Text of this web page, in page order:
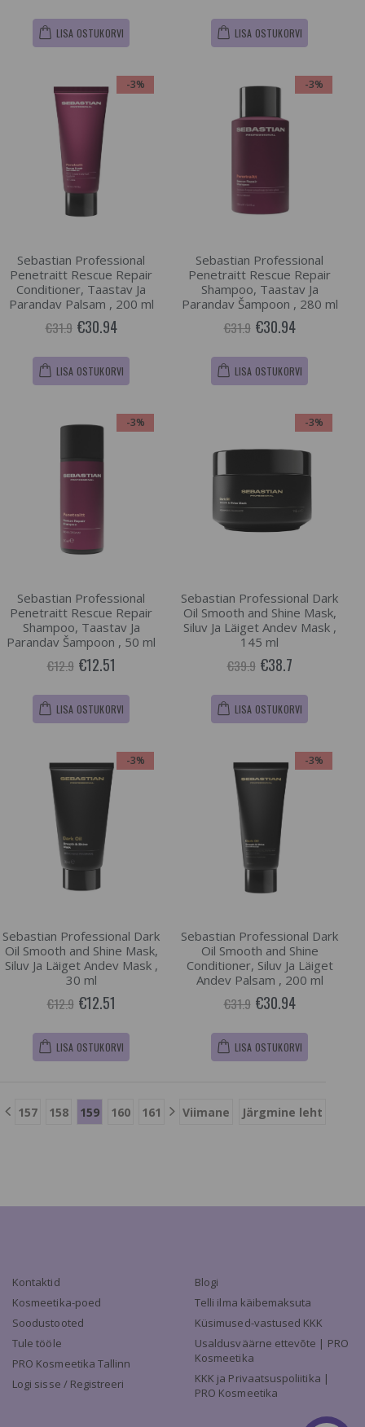
LISA OSTUKORVI LISA OSTUKORVI
-3%
Sebastian Professional
Penetraitt Rescue Repair
Conditioner, Taastav Ja
Parandav Palsam , 200 ml
€31.9 €30.94
LISA OSTUKORVI
-3%
Sebastian Professional
Penetraitt Rescue Repair
Shampoo, Taastav Ja
Parandav Šampoon , 280 ml
€31.9 €30.94
LISA OSTUKORVI
-3%
Sebastian Professional
Penetraitt Rescue Repair
Shampoo, Taastav Ja
Parandav Šampoon , 50 ml
€12.9 €12.51
LISA OSTUKORVI
-3%
Sebastian Professional Dark
Oil Smooth and Shine Mask,
Siluv Ja Läiget Andev Mask ,
145 ml
€39.9 €38.7
LISA OSTUKORVI
-3%
Sebastian Professional Dark
Oil Smooth and Shine Mask,
Siluv Ja Läiget Andev Mask ,
30 ml
€12.9 €12.51
LISA OSTUKORVI
-3%
Sebastian Professional Dark
Oil Smooth and Shine
Conditioner, Siluv Ja Läiget
Andev Palsam , 200 ml
€31.9 €30.94
LISA OSTUKORVI
157 158 159 160 161 Viimane Järgmine leht
Kontaktid
Kosmeetika-poed
Soodustooted
Tule tööle
PRO Kosmeetika Tallinn
Logi sisse / Registreeri
Blogi
Telli ilma käibemaksuta
Küsimused-vastused KKK
Usaldusväärne ettevõte | PRO
Kosmeetika
KKK ja Privaatsuspoliitika |
PRO Kosmeetika